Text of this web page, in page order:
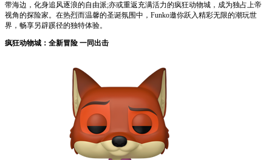
带海边，化身追风逐浪的自由派;亦或重返充满活力的疯狂动物城，成为独占上帝
视角的探险家。在热烈而温馨的圣诞氛围中，Funko邀你跃入精彩无限的潮玩世
界，畅享另辟蹊径的独特体验。
疯狂动物城：全新冒险 一同出击